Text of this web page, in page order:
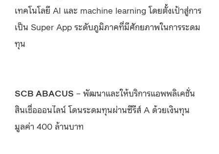
เทคโนโลยี AI และ machine learning โดยตั้งเป้าสู่การ
เป็น Super App ระดับภูมิภาคที่มีศักยภาพในการระดม
ทุน
SCB ABACUS – พัฒนาและให้บริการแอพพลิเคชั่น
สินเชื่อออนไลน์ โดนระดมทุนผ่านซีรีส์ A ด้วยเงินทุน
มูลค่า 400 ล้านบาท